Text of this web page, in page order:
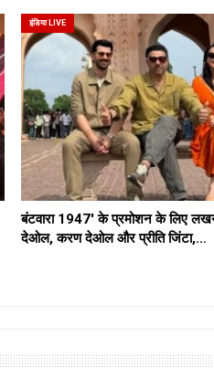
इंडिया LIVE
बंटवारा 1947′ के प्रमोशन के लिए
देओल, करण देओल और प्रीति जिंटा,…